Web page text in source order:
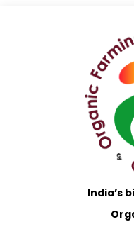
India’s